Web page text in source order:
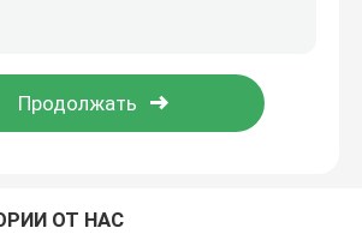
карточки покера
анализа покера
ОТ НАС